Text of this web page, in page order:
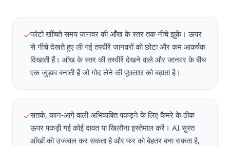
✓फोटो खींचते समय जानवर की आँख के स्तर तक नीचे झुकें। ऊपर
से नीचे देखते हुए ली गई तस्वीरें जानवरों को छोटा और कम आकर्षक
दिखाती हैं। आँख के स्तर की तस्वीरें देखने वाले और जानवर के बीच
एक जुड़ाव बनाती हैं जो गोद लेने की पूछताछ को बढ़ाता है।
✓सतर्क, कान-आगे वाली अभिव्यक्ति पकड़ने के लिए कैमरे के ठीक
ऊपर पकड़ी गई कोई दावत या खिलौना इस्तेमाल करें। AI सुस्त
आँखों को उज्ज्वल कर सकता है और फर को बेहतर बना सकता है,